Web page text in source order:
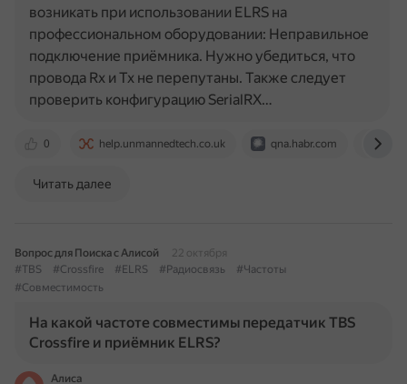
0 help.unmannedtech.co.uk qna.habr.com
возникать при использовании ELRS на
профессиональном оборудовании: Неправильное
подключение приёмника. Нужно убедиться, что
провода Rx и Tx не перепутаны. Также следует
проверить конфигурацию SerialRX…
Читать далее
Вопрос для Поиска с Алисой
22 октября
#TBS
#Crossfire #ELRS #Радиосвязь
#Частоты
#Совместимость
На какой частоте совместимы передатчик TBS
Crossfire и приёмник ELRS?
Алиса